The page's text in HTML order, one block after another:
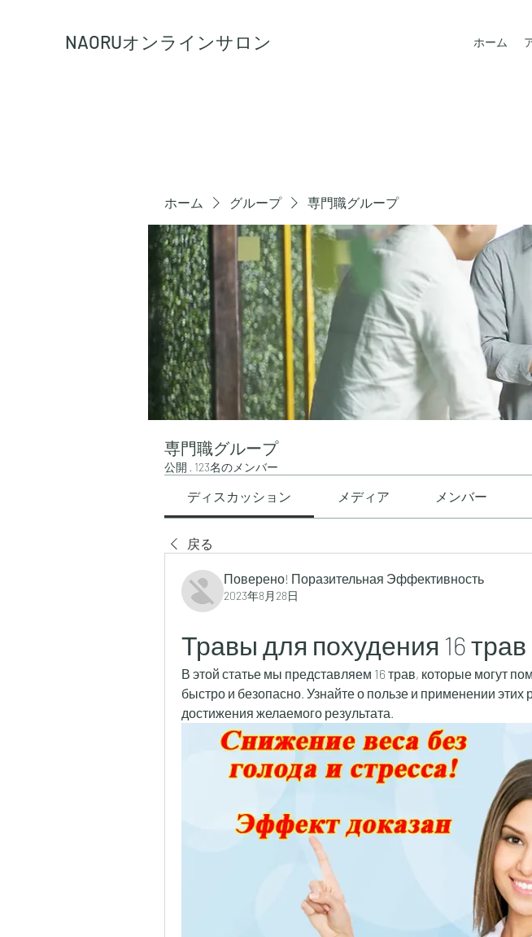
NAORUオンラインサロン ホーム
ホーム グループ 専門職グループ
専門職グループ
公開 · 123名のメンバー
ディスカッション メディア メンバー
戻る
Поверено! Поразительная Эффективность
2023年8月28日
Травы для похудения 16 трав
В этой статье мы представляем 16 трав, которые могут
быстро и безопасно. Узнайте о пользе и применении этих
достижения желаемого результата.